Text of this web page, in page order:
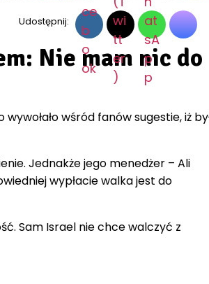
Udostępnij:
Nie mam nic do
wśród fanów sugestie, iż
Jednakże jego menedżer – Ali
wypłacie walka jest do
Sam Israel nie chce walczyć z